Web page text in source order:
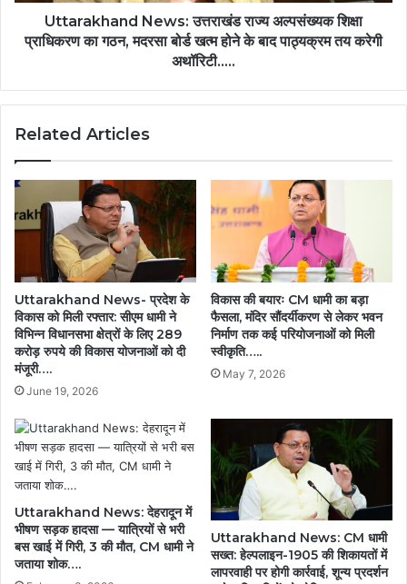
Uttarakhand News: उत्तराखंड राज्य अल्पसंख्यक शिक्षा
प्राधिकरण का गठन, मदरसा बोर्ड खत्म होने के बाद पाठ्यक्रम तय करेगी
अथॉरिटी…..
Related Articles
Uttarakhand News- प्रदेश के
विकास को मिली रफ्तार: सीएम धामी ने
विभिन्न विधानसभा क्षेत्रों के लिए 289
करोड़ रुपये की विकास योजनाओं को दी
मंजूरी….
June 19, 2026
विकास की बयारः CM धामी का बड़ा
फैसला, मंदिर सौंदर्यीकरण से लेकर भवन
निर्माण तक कई परियोजनाओं को मिली
स्वीकृति…..
May 7, 2026
Uttarakhand News: देहरादून में
भीषण सड़क हादसा — यात्रियों से भरी
बस खाई में गिरी, 3 की मौत, CM धामी ने
जताया शोक….
Uttarakhand News: CM धामी
सख्त: हेल्पलाइन-1905 की शिकायतों में
लापरवाही पर होगी कार्रवाई, शून्य प्रदर्शन